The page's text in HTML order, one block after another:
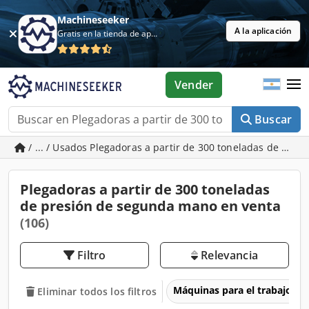
Machineseeker
Gratis en la tienda de aplicaciones A la aplicación
Buscar
Vender
/ ... / Usados Plegadoras a partir de 300 toneladas de
Plegadoras a partir de 300 toneladas
de presión de segunda mano en venta
(106)
Filtro Relevancia
Eliminar todos los filtros Máquinas para el trabajo